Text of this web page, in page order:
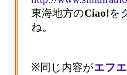
東海地方のCiao!を
ね。
※同じ内容がエフ